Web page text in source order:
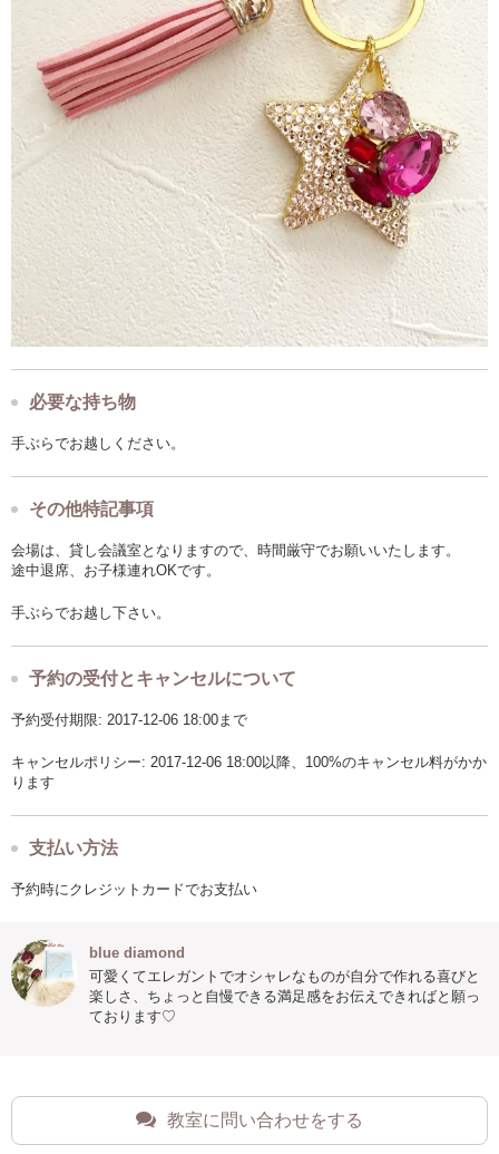
必要な持ち物
手ぶらでお越しください。
その他特記事項
会場は、貸し会議室となりますので、時間厳守でお願いいたします。
途中退席、お子様連れOKです。
手ぶらでお越し下さい。
予約の受付とキャンセルについて
予約受付期限: 2017-12-06 18:00まで
キャンセルポリシー: 2017-12-06 18:00以降、100%のキャンセル料がかか
ります
支払い方法
予約時にクレジットカードでお支払い
blue diamond
可愛くてエレガントでオシャレなものが自分で作れる喜びと
楽しさ、ちょっと自慢できる満足感をお伝えできればと願っ
ております♡
教室に問い合わせをする